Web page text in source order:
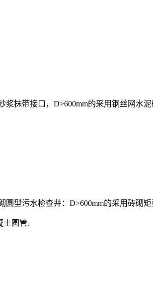
浆抹带接口，D>600mm的采用钢丝网
圆型污水检查井：D>600mm的采用砖砌
土圆管.